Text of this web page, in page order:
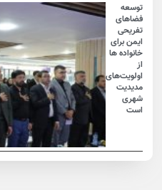
توسعه
فضاهای
تفریحی
ایمن برای
خانواده ها
اولویت‌های
مدیدیت
شهری
است